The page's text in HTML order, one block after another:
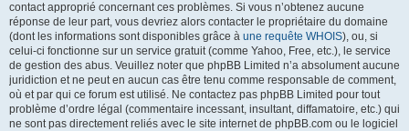
contact approprié concernant ces problèmes. Si vous n’obtenez aucune
réponse de leur part, vous devriez alors contacter le propriétaire du domaine
(dont les informations sont disponibles grâce à une requête WHOIS), ou, si
celui-ci fonctionne sur un service gratuit (comme Yahoo, Free, etc.), le service
de gestion des abus. Veuillez noter que phpBB Limited n’a absolument aucune
juridiction et ne peut en aucun cas être tenu comme responsable de comment,
où et par qui ce forum est utilisé. Ne contactez pas phpBB Limited pour tout
problème d’ordre légal (commentaire incessant, insultant, diffamatoire, etc.) qui
ne sont pas directement reliés avec le site internet de phpBB.com ou le logiciel